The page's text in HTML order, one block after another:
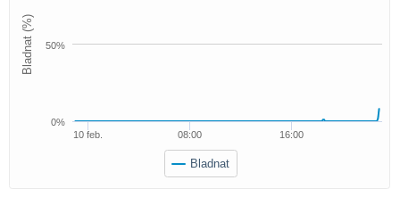
Bladnat (%)
Bladnat
10 feb. 08:00 16:00
0%
50%